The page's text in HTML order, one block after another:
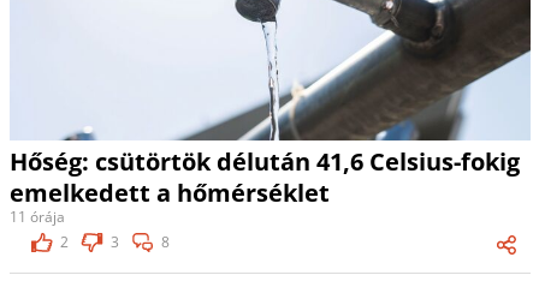
Hőség: csütörtök délután 41,6 Celsius-fokig
emelkedett a hőmérséklet
11 órája
2
3 8